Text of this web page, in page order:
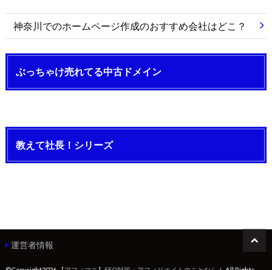
神奈川でのホームページ作成のおすすめ会社はどこ？
ぶっちゃけ売れてる中古ドメイン
教えて社長！シリーズ
運営者情報